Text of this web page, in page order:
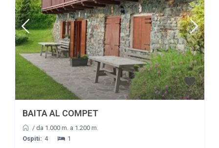
BAITA AL COMPET
/ da 1.000 m. a 1.200 m.
Ospiti: 4 1